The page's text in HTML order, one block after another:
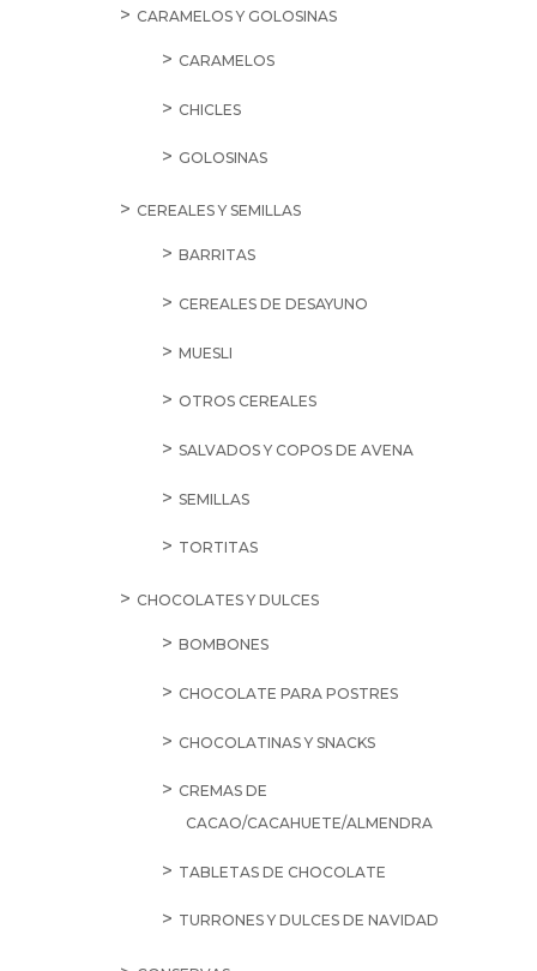
CARAMELOS Y GOLOSINAS
CARAMELOS
CHICLES
GOLOSINAS
CEREALES Y SEMILLAS
BARRITAS
CEREALES DE DESAYUNO
MUESLI
OTROS CEREALES
SALVADOS Y COPOS DE AVENA
SEMILLAS
TORTITAS
CHOCOLATES Y DULCES
BOMBONES
CHOCOLATE PARA POSTRES
CHOCOLATINAS Y SNACKS
CREMAS DE
CACAO/CACAHUETE/ALMENDRA
TABLETAS DE CHOCOLATE
TURRONES Y DULCES DE NAVIDAD